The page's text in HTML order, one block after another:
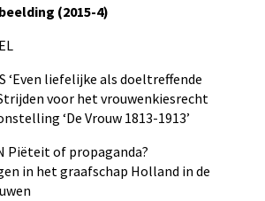
(2015-4)
‘Even liefelijke als doeltreffende
voor het vrouwenkiesrecht
‘De Vrouw 1813-1913’
Piëteit of propaganda?
in het graafschap Holland in de